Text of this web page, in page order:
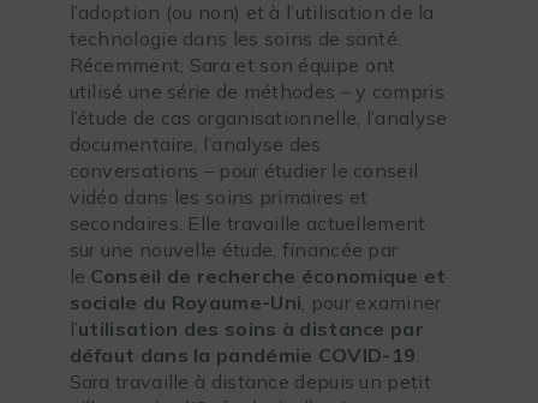
l’adoption (ou non) et à l’utilisation de la
technologie dans les soins de santé.
Récemment, Sara et son équipe ont
utilisé une série de méthodes – y compris
l’étude de cas organisationnelle, l’analyse
documentaire, l’analyse des
conversations – pour étudier le conseil
vidéo dans les soins primaires et
secondaires. Elle travaille actuellement
sur une nouvelle étude, financée par
le Conseil de recherche économique et
sociale du Royaume-Uni , pour examiner
l’utilisation des soins à distance par
défaut dans la pandémie COVID-19
Sara travaille à distance depuis un petit